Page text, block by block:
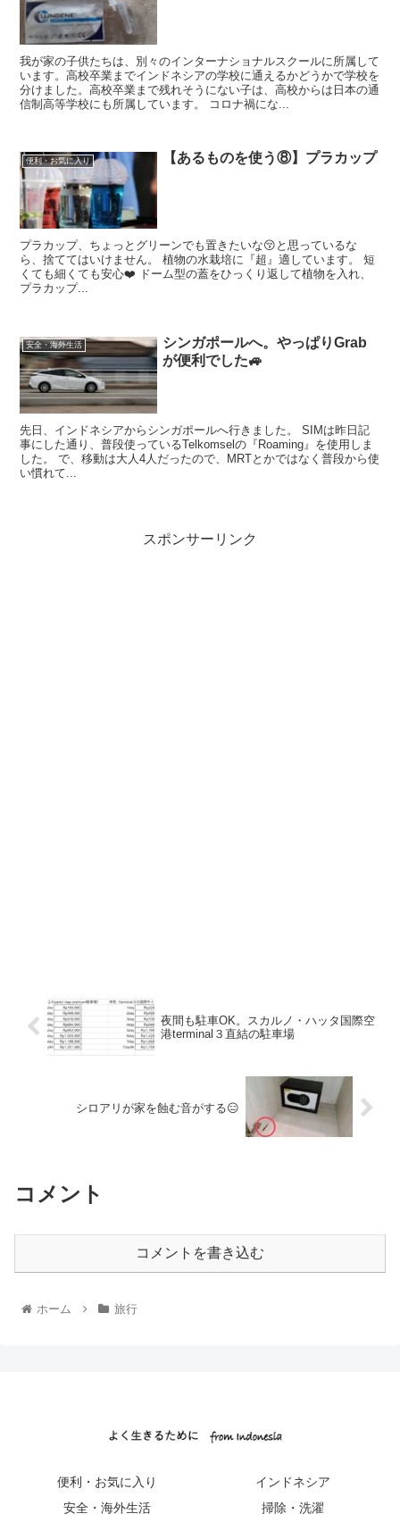
我が家の子供たちは、別々のインターナショナルスクールに所属して
います。高校卒業までインドネシアの学校に通えるかどうかで学校を
分けました。高校卒業まで残れそうにない子は、高校からは日本の通
信制高等学校にも所属しています。 コロナ禍にな...
便利・お気に入り 【あるものを使う⑧】プラカップ
プラカップ、ちょっとグリーンでも置きたいな😚と思っているな
ら、捨ててはいけません。 植物の水栽培に『超』適しています。 短
くても細くても安心❤️ ドーム型の蓋をひっくり返して植物を入れ、
プラカップ...
安全・海外生活
シンガポールへ。やっぱりGrab
が便利でした🚙
先日、インドネシアからシンガポールへ行きました。 SIMは昨日記
事にした通り、普段使っているTelkomselの『Roaming』を使用しま
した。 で、移動は大人4人だったので、MRTとかではなく普段から使
い慣れて...
スポンサーリンク
夜間も駐車OK。スカルノ・ハッタ国際空
港terminal３直結の駐車場
シロアリが家を蝕む音がする😑
コメント
コメントを書き込む
ホーム 旅行
便利・お気に入り
インドネシア
安全・海外生活
掃除・洗濯